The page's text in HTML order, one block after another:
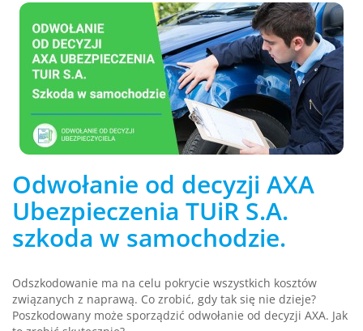
Odwołanie od decyzji AXA
Ubezpieczenia TUiR S.A.
szkoda w samochodzie.
Odszkodowanie ma na celu pokrycie wszystkich kosztów
związanych z naprawą. Co zrobić, gdy tak się nie dzieje?
Poszkodowany może sporządzić odwołanie od decyzji AXA. Jak